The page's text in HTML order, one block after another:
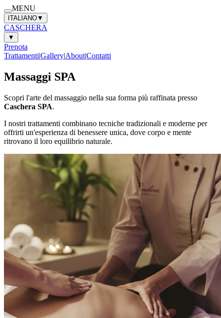
MENU
ITALIANO▼
CASCHERA
▼
Prenota
Trattamenti|Gallery|About|Contatti
Massaggi SPA
Scopri l'arte del massaggio nella sua forma più raffinata presso
Caschera SPA.
I nostri trattamenti combinano tecniche tradizionali e moderne per
offrirti un'esperienza di benessere unica, dove corpo e mente
ritrovano il loro equilibrio naturale.